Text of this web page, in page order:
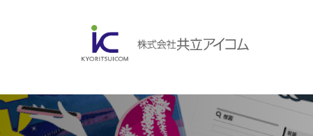
会社案内 ABOUBT US
Web制作・ホームページ制作